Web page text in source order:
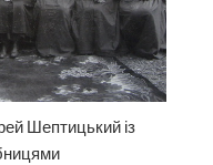
Шептицький із